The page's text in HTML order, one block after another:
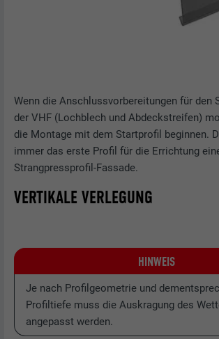
Wenn die Anschlussvorbereitungen für den
der VHF (Lochblech und Abdeckstreifen)
die Montage mit dem Startprofil beginnen.
immer das erste Profil für die Errichtung
Strangpressprofil-Fassade.
VERTIKALE VERLEGUNG
HINWEIS
Je nach Profilgeometrie und
Profiltiefe muss die Auskragung des
angepasst werden.